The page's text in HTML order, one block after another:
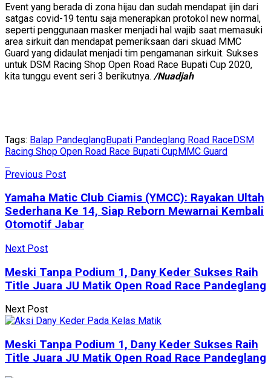
Event yang berada di zona hijau dan sudah mendapat ijin dari
satgas covid-19 tentu saja menerapkan protokol new normal,
seperti penggunaan masker menjadi hal wajib saat memasuki
area sirkuit dan mendapat pemeriksaan dari skuad MMC
Guard yang didaulat menjadi tim pengamanan sirkuit. Sukses
untuk DSM Racing Shop Open Road Race Bupati Cup 2020,
kita tunggu event seri 3 berikutnya. /Nuadjah
Tags: Balap PandeglangBupati Pandeglang Road RaceDSM
Racing Shop Open Road Race Bupati CupMMC Guard
Previous Post
Yamaha Matic Club Ciamis (YMCC): Rayakan Ultah
Sederhana Ke 14, Siap Reborn Mewarnai Kembali
Otomotif Jabar
Next Post
Meski Tanpa Podium 1, Dany Keder Sukses Raih
Title Juara JU Matik Open Road Race Pandeglang
Next Post
Meski Tanpa Podium 1, Dany Keder Sukses Raih
Title Juara JU Matik Open Road Race Pandeglang